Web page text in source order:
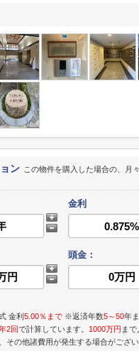
ン この物件を購入した場合の、月
金利
頭金：
金利5.00％まで ※返済年数5～50年
2回で計算しています。 1000万円 まで
その他諸費用が発生する場合がござい